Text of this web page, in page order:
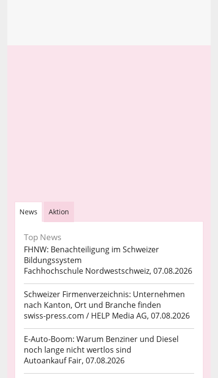
News Aktion
Top News
FHNW: Benachteiligung im Schweizer
Bildungssystem
Fachhochschule Nordwestschweiz, 07.08.2026
Schweizer Firmenverzeichnis: Unternehmen
nach Kanton, Ort und Branche finden
swiss-press.com / HELP Media AG, 07.08.2026
E-Auto-Boom: Warum Benziner und Diesel
noch lange nicht wertlos sind
Autoankauf Fair, 07.08.2026